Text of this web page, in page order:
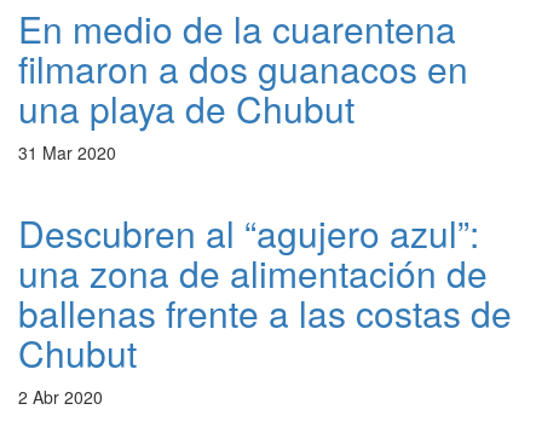
En medio de la cuarentena
filmaron a dos guanacos en
una playa de Chubut
31 Mar 2020
Descubren al “agujero azul”:
una zona de alimentación de
ballenas frente a las costas de
Chubut
2 Abr 2020